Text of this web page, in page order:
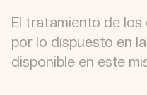
El tratamiento de
por lo dispuesto en la
disponible en este